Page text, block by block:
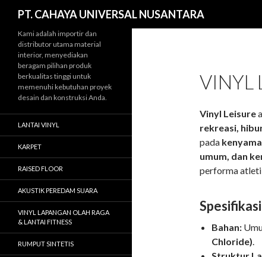
PT. CAHAYA UNIVERSAL NUSANTARA
VINYL
Vinyl Leisure
rekreasi,
pada
umum, dan
performa
Bahan:
Chloride).
Kami adalah importir dan
distributor utama material
interior, menyediakan
beragam pilihan produk
berkualitas tinggi untuk
memenuhi kebutuhan proyek
desain dan konstruksi Anda.
LANTAI VINYL
KARPET
RAISED FLOOR
AKUSTIK PEREDAM SUARA
VINYL LAPANGAN OLAH RAGA
& LANTAI FITNESS
RUMPUT SINTETIS